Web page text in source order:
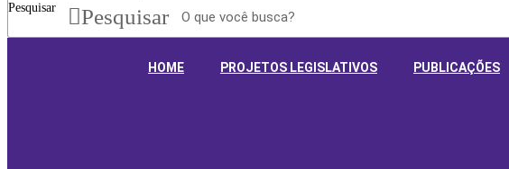
Pesquisar Pesquisar
HOME PROJETOS LEGISLATIVOS PUBLICAÇÕES